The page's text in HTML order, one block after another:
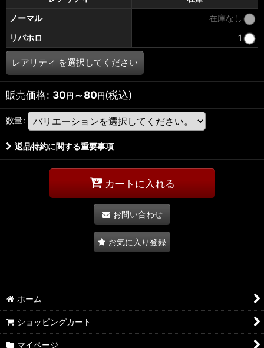
ノーマル
在庫なし
リバホロ
1
レアリティ を選択してください
販売価格: 30円 ～80円(税込)
数量:
返品特約に関する重要事項
カートに入れる
お問い合わせ
お気に入り登録
ホーム
ショッピングカート
マイページ